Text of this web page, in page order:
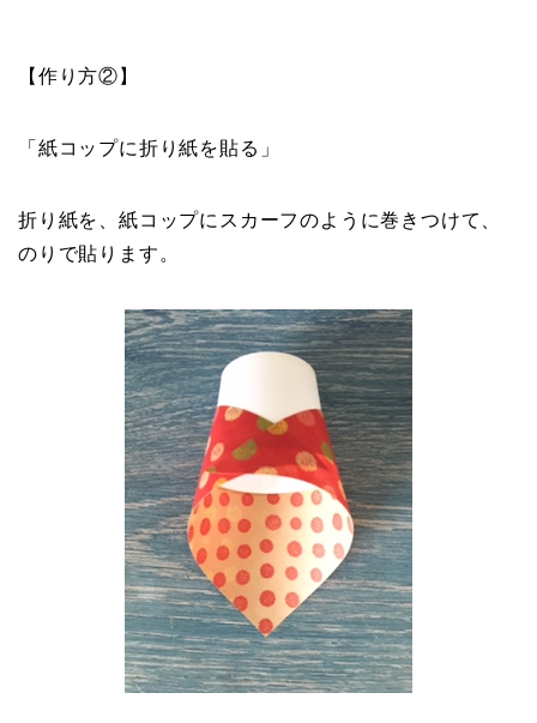
【作り方②】
「紙コップに折り紙を貼る」
折り紙を、紙コップにスカーフのように巻きつけて、
のりで貼ります。